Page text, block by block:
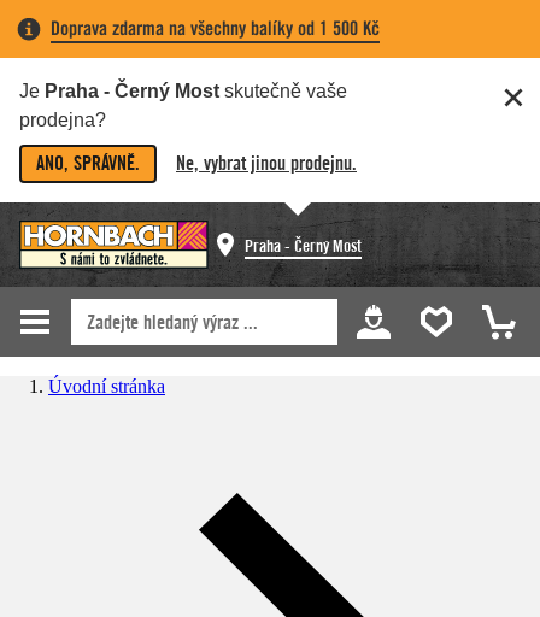
Doprava zdarma na všechny balíky od 1 500 Kč
Je Praha - Černý Most skutečně vaše
prodejna?
ANO, SPRÁVNĚ. Ne, vybrat jinou prodejnu.
Praha - Černý Most
Úvodní stránka